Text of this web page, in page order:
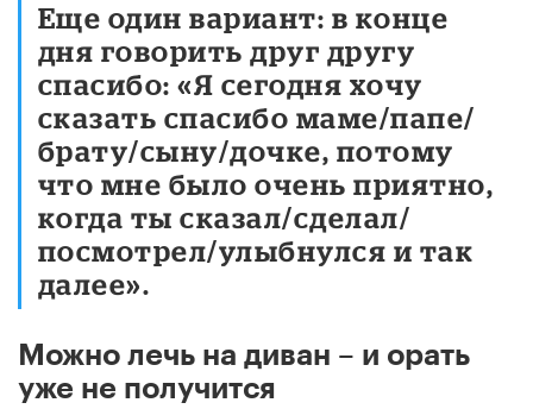
Еще один вариант: в конце
дня говорить друг другу
спасибо: «Я сегодня хочу
сказать спасибо маме/папе/
брату/сыну/дочке, потому
что мне было очень приятно,
когда ты сказал/сделал/
посмотрел/улыбнулся и так
далее».
Можно лечь на диван – и орать
уже не получится